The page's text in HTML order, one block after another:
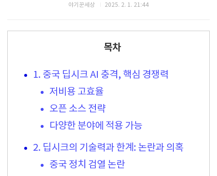
야기꾼세상 2025. 2. 1. 21:44
목차
1. 중국 딥시크 AI 충격, 핵심 경쟁력
저비용 고효율
오픈 소스 전략
다양한 분야에 적용 가능
2. 딥시크의 기술력과 한계: 논란과 의혹
중국 정치 검열 논란